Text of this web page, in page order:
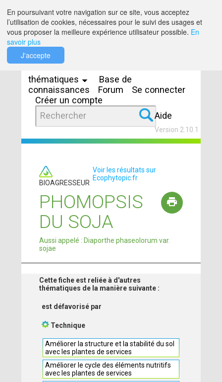
thématiques
Base de
connaissances
Forum
Se connecter
Créer un compte
Aide
Version 2.10.1
BIOAGRESSEUR
Voir les résultats sur
Ecophytopic.fr
PHOMOPSIS
DU SOJA
Aussi appelé : Diaporthe phaseolorum var.
sojae
Cette fiche est reliée à d'autres
thématiques de la manière suivante :
est défavorisé par
Technique
Améliorer la structure et la stabilité du sol
avec les plantes de services
Améliorer le cycle des éléments nutritifs
avec les plantes de services
En poursuivant votre navigation sur ce site, vous acceptez
l’utilisation de cookies, nécessaires pour le suivi des usages et
vous proposer la meilleure expérience utilisateur possible. En
savoir plus
J'accepte